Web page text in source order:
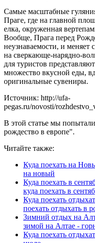
Самые масштабные
Праге, где на главной
елка, окруженная
Вообще, Прага перед
неузнаваемости, и меняет
на сверкающе-нарядно-
для туристов
множество вкусной еды,
оригинальные сувениры.
Источник: http://ufa-
pegas.ru/novosti/
В этой статье мы
рождество в европе".
Читайте также:
Куда поехать на
на новый
Куда поехать в
куда поехать в
Куда поехать
поехать отдыхать в
Зимний отдых на
зимой на Алтае -
Куда поехать